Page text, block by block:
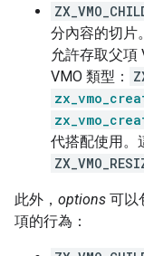
分內容的切片
允許存取父項
VMO 類型：
代搭配使用。
此外， options 可以
項的行為：